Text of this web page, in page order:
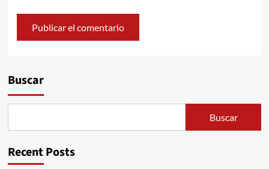
Buscar
Buscar
Recent Posts